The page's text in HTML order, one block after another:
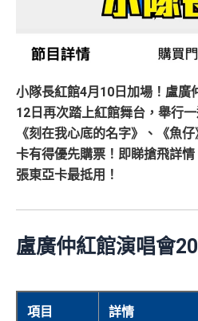
小隊長紅館4月10日加場！盧廣
12日再次踏上紅館舞台，舉行
《刻在我心底的名字》、《魚
卡有得優先購票！即睇搶飛詳
張東亞卡最抵用！
盧廣仲紅館演唱會
項目 詳情